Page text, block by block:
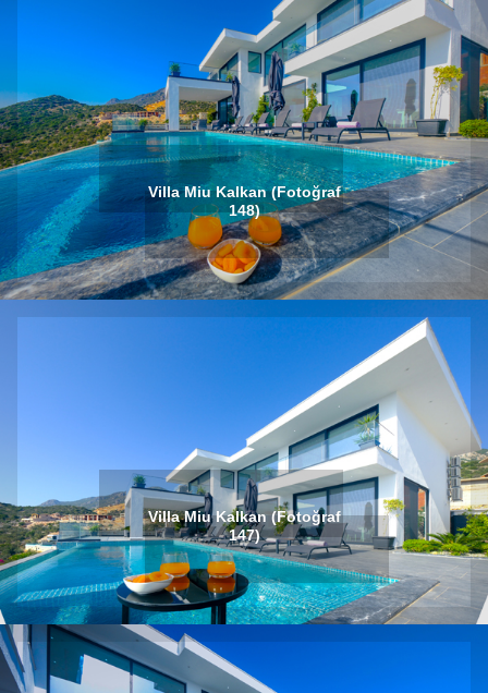
Villa Miu Kalkan (Fotoğraf
148)
Villa Miu Kalkan (Fotoğraf
147)